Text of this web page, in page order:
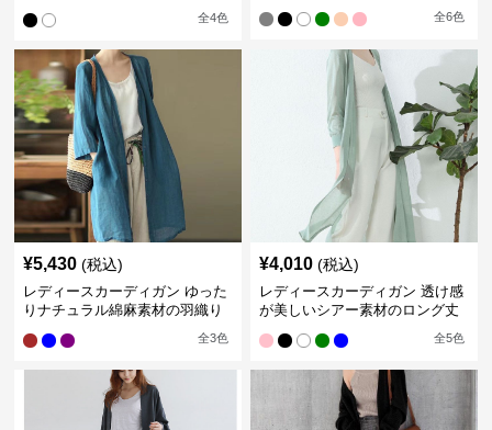
全4色 全6色
¥5,430 (税込)
レディースカーディガン ゆった
りナチュラル綿麻素材の羽織り
全3色
¥4,010 (税込)
レディースカーディガン 透け感
が美しいシアー素材のロング丈
全5色